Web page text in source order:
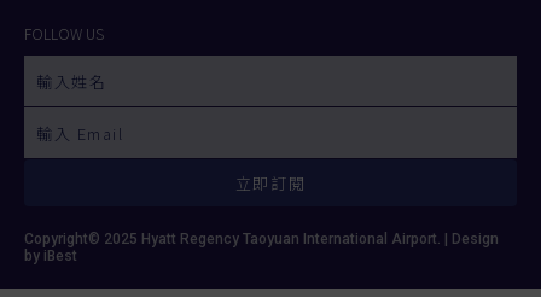
FOLLOW US
立即訂閱
Copyright© 2025 Hyatt Regency Taoyuan International Airport. |
Design
by iBest